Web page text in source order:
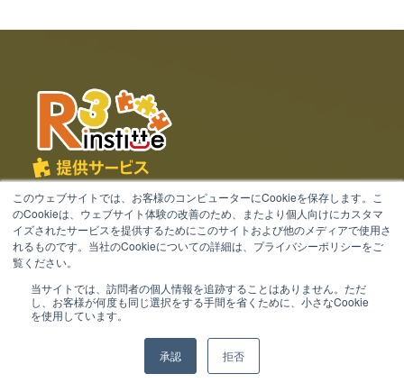
このウェブサイトでは、お客様のコンピューターにCookieを保存します。こ
のCookieは、ウェブサイト体験の改善のため、またより個人向けにカスタマ
イズされたサービスを提供するためにこのサイトおよび他のメディアで使用さ
れるものです。当社のCookieについての詳細は、プライバシーポリシーをご
覧ください。
当サイトでは、訪問者の個人情報を追跡することはありません。ただ
し、お客様が何度も同じ選択をする手間を省くために、小さなCookie
を使用しています。
承認 拒否
提供サービス
キミノマホロ for kintone
キミノマホロ for フルスクラッチ
gusuku Customine
gusuku Deploit
gusuku Boostone
gusuku Everysite
gusuku Fluxon